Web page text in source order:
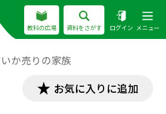
教科の広場 資料をさがす ログイン メニュー
いか売りの家族
お気に入りに追加